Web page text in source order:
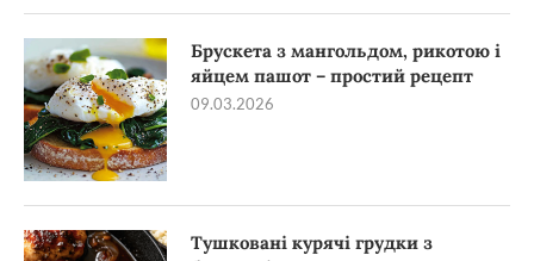
Брускета з мангольдом, рикотою і
яйцем пашот – простий рецепт
09.03.2026
Тушковані курячі грудки з